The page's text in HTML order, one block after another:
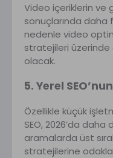
Video içeriklerin ve
sonuçlarında daha
nedenle video
stratejileri üzerinde
olacak.
5. Yerel
Özellikle küçük
SEO, 2026’da
aramalarda üst
stratejilerine